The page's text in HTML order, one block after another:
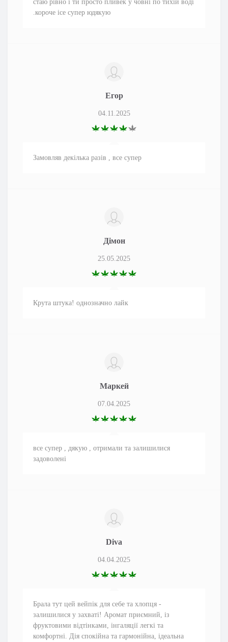
стаю рівно і ти просто пливек у човні по тихій воді
.короче ісе супер юдякую
Егор
04.11.2025
Замовляв декілька разів , все супер
Дімон
25.05.2025
Крута штука! однозначно лайк
Маркей
07.04.2025
все супер , дякую , отримали та залишилися
задоволені
Diva
04.04.2025
Брала тут цей вейпік для себе та хлопця -
залишилися у захваті! Аромат приємний, із
фруктовими відтінками, інгаляції легкі та
комфортні. Дія спокійна та гармонійна, ідеальна